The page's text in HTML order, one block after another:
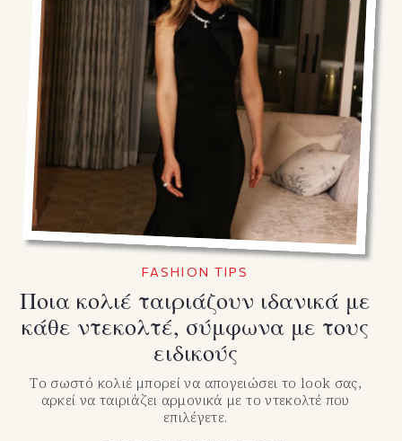
FASHION TIPS
Ποια κολιέ ταιριάζουν ιδανικά με
κάθε ντεκολτέ, σύμφωνα με τους
ειδικούς
Το σωστό κολιέ μπορεί να απογειώσει το look σας,
αρκεί να ταιριάζει αρμονικά με το ντεκολτέ που
επιλέγετε.